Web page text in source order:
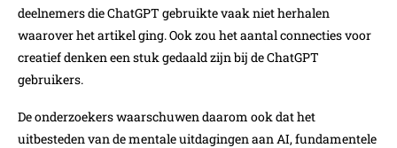
deelnemers die ChatGPT gebruikte vaak niet herhalen
waarover het artikel ging. Ook zou het aantal connecties voor
creatief denken een stuk gedaald zijn bij de ChatGPT
gebruikers.
De onderzoekers waarschuwen daarom ook dat het
uitbesteden van de mentale uitdagingen aan AI, fundamentele